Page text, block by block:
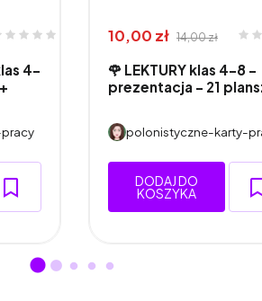
4–
10,00 zł 14,00 zł
🌹 LEKTURY klas 4–8 -
prezentacja - 21
polonistyczne-karty-
DODAJ DO
KOSZYKA